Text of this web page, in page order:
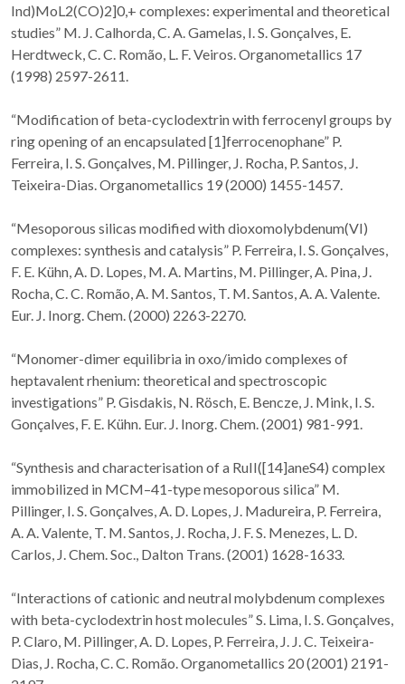
Ind)MoL2(CO)2]0,+ complexes: experimental and theoretical
studies” M. J. Calhorda, C. A. Gamelas, I. S. Gonçalves, E.
Herdtweck, C. C. Romão, L. F. Veiros. Organometallics 17
(1998) 2597-2611.
“Modification of beta-cyclodextrin with ferrocenyl groups by
ring opening of an encapsulated [1]ferrocenophane” P.
Ferreira, I. S. Gonçalves, M. Pillinger, J. Rocha, P. Santos, J.
Teixeira-Dias. Organometallics 19 (2000) 1455-1457.
“Mesoporous silicas modified with dioxomolybdenum(VI)
complexes: synthesis and catalysis” P. Ferreira, I. S. Gonçalves,
F. E. Kühn, A. D. Lopes, M. A. Martins, M. Pillinger, A. Pina, J.
Rocha, C. C. Romão, A. M. Santos, T. M. Santos, A. A. Valente.
Eur. J. Inorg. Chem. (2000) 2263-2270.
“Monomer-dimer equilibria in oxo/imido complexes of
heptavalent rhenium: theoretical and spectroscopic
investigations” P. Gisdakis, N. Rösch, E. Bencze, J. Mink, I. S.
Gonçalves, F. E. Kühn. Eur. J. Inorg. Chem. (2001) 981-991.
“Synthesis and characterisation of a RuII([14]aneS4) complex
immobilized in MCM–41-type mesoporous silica” M.
Pillinger, I. S. Gonçalves, A. D. Lopes, J. Madureira, P. Ferreira,
A. A. Valente, T. M. Santos, J. Rocha, J. F. S. Menezes, L. D.
Carlos, J. Chem. Soc., Dalton Trans. (2001) 1628-1633.
“Interactions of cationic and neutral molybdenum complexes
with beta-cyclodextrin host molecules” S. Lima, I. S. Gonçalves,
P. Claro, M. Pillinger, A. D. Lopes, P. Ferreira, J. J. C. Teixeira-
Dias, J. Rocha, C. C. Romão. Organometallics 20 (2001) 2191-